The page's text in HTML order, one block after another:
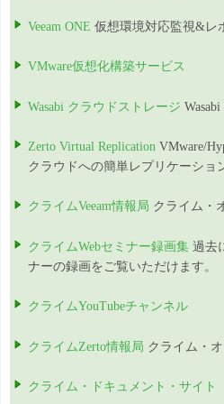
Veeam ONE 仮想環境対応監視&レ
VMware仮想化構築サービス
Wasabi クラウドストレージ
Zerto Virtual Replication VMware/
クラウドへの簡単レプリケーショ
クライムVeeam情報局 クライム・
クライムWebセミナー録画集 過去
ナーの録画をご覧いただけます。
クライムYouTubeチャンネル
クライムZerto情報局 クライム・
クライム・ドキュメント・サイト